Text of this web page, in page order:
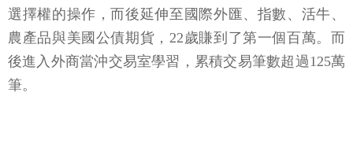
選擇權的操作，而後延伸至國際外匯、指數、活牛、
農產品與美國公債期貨，22歲賺到了第一個百萬。而
後進入外商當沖交易室學習，累積交易筆數超過125萬
筆。